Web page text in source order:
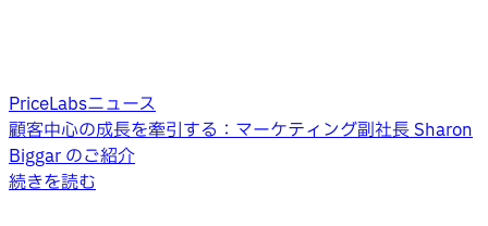
PriceLabsニュース
顧客中心の成長を牽引する：マーケティング副社長 Sharon
Biggar のご紹介
続きを読む